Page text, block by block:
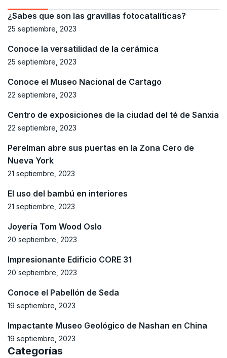
¿Sabes que son las gravillas fotocatalíticas?
25 septiembre, 2023
Conoce la versatilidad de la cerámica
25 septiembre, 2023
Conoce el Museo Nacional de Cartago
22 septiembre, 2023
Centro de exposiciones de la ciudad del té de Sanxia
22 septiembre, 2023
Perelman abre sus puertas en la Zona Cero de
Nueva York
21 septiembre, 2023
El uso del bambú en interiores
21 septiembre, 2023
Joyería Tom Wood Oslo
20 septiembre, 2023
Impresionante Edificio CORE 31
20 septiembre, 2023
Conoce el Pabellón de Seda
19 septiembre, 2023
Impactante Museo Geológico de Nashan en China
19 septiembre, 2023
Categorías